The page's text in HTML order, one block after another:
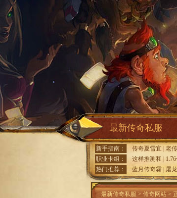
最新传奇私服
新手指南： 传奇夏雪宜 老
职业卡组：
这样推测和
热门推荐：
蓝月传奇霸 屠
最新传奇私服 > 传奇网站 >